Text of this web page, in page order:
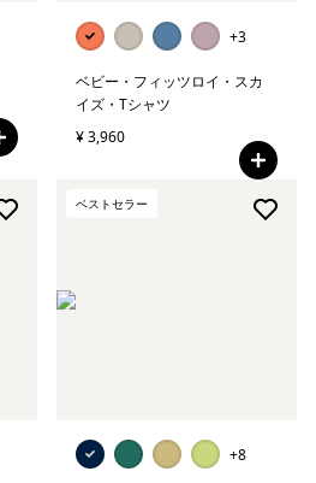
+3
ベビー・フィッツロイ・スカ
イズ・Tシャツ
¥ 3,960
ベストセラー
+8